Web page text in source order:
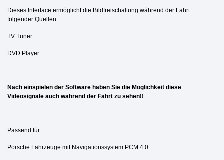
Dieses Interface ermöglicht die Bildfreischaltung während der Fahrt
folgender Quellen:
TV Tuner
DVD Player
Nach einspielen der Software haben Sie die Möglichkeit diese
Videosignale auch während der Fahrt zu sehen!!
Passend für:
Porsche Fahrzeuge mit Navigationssystem PCM 4.0